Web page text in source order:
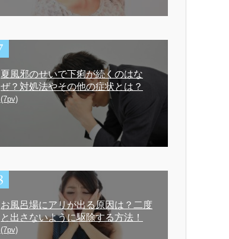
夏風邪のせいで下痢が続くのはな
ぜ？対処法やその他の症状とは？
(7pv)
お風呂場にアリが出る原因は？二度
と出さないように駆除する方法！
(7pv)